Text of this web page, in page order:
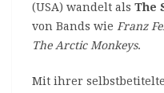
(USA) wandelt als The
von Bands wie Franz
The Arctic Monkeys.
Mit ihrer